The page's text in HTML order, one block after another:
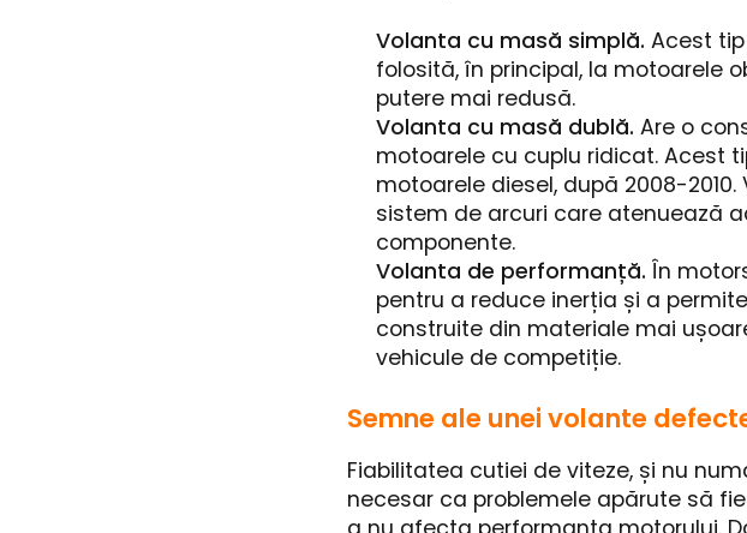
Volanta cu masă simplă. Acest
folosită, în principal, la motoarele
putere mai redusă.
Volanta cu masă dublă. Are o
motoarele cu cuplu ridicat. Acest
motoarele diesel, după 2008-
sistem de arcuri care atenuează
componente.
Volanta de performanță. În
pentru a reduce inerția și a
construite din materiale mai
vehicule de competiție.
Semne ale unei volante
Fiabilitatea cutiei de viteze, și nu
necesar ca problemele apărute să